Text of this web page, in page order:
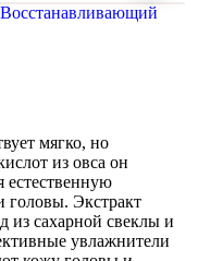
мягко, но
из овса он
естественную
Экстракт
из сахарной свеклы и
увлажнители